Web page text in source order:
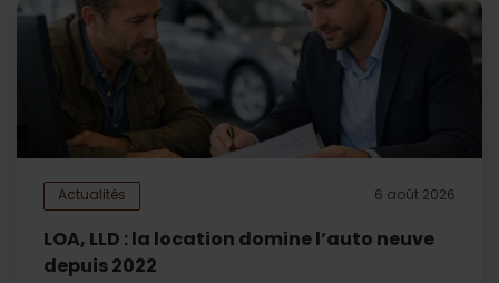
Actualités 6 août 2026
LOA, LLD : la location domine l’auto neuve
depuis 2022